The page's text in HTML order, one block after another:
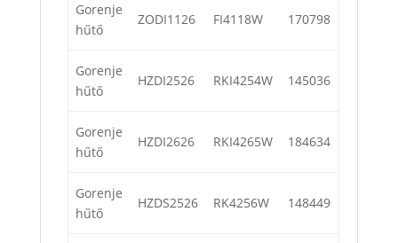
Gorenje
hűtő
ZODI1126 FI4118W 170798
Gorenje
hűtő
HZDI2526 RKI4254W 145036
Gorenje
hűtő
HZDI2626 RKI4265W 184634
Gorenje
hűtő
HZDS2526 RK4256W 148449